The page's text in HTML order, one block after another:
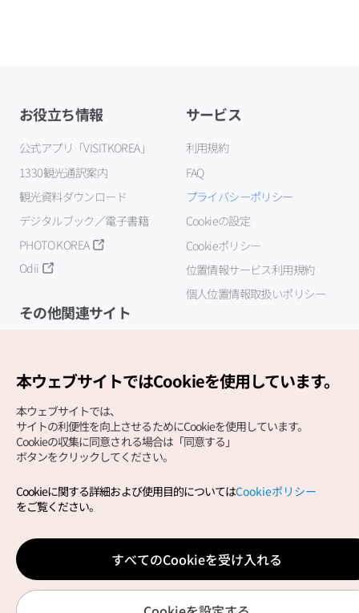
お役立ち情報
公式アプリ「VISITKOREA」
1330観光通訳案内
観光資料ダウンロード
デジタルブック／電子書籍
PHOTO KOREA
Odii
サービス
利用規約
FAQ
プライバシーポリシー
Cookieの設定
Cookieポリシー
位置情報サービス利用規約
個人位置情報取扱いポリシー
その他関連サイト
Copyright (c) Korea Tourism Organization All Rights
サイトエラー報告公式メール
japanese@knto.or.kr
本ウェブサイトではCookieを使用しています。
本ウェブサイトでは、
サイトの利便性を向上させるためにCookieを使用しています。
Cookieの収集に同意される場合は「同意する」
ボタンをクリックしてください。
Cookieに関する詳細および使用目的についてはCookieポリシー
をご覧ください。
すべてのCookieを受け入れる